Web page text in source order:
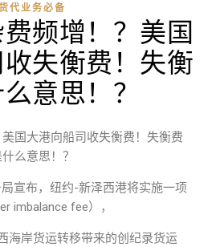
代业务必备
频增！？美国
失衡费！失衡
意思！？
国大港向船司收失衡费！失衡费
么意思！？
宣布，纽约-新泽西港将实施一项
imbalance fee），
海岸货运转移带来的创纪录货运